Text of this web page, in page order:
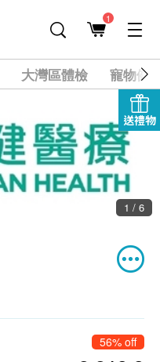
1
大灣區體檢 寵物健
送禮物
2 / 6
56% off